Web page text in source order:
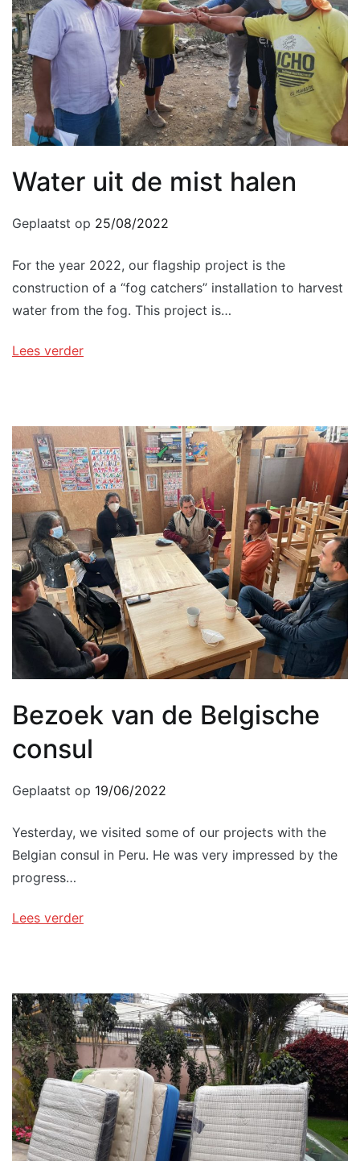
Water uit de mist halen
Geplaatst op 25/08/2022
For the year 2022, our flagship project is the
construction of a “fog catchers” installation to harvest
water from the fog. This project is…
Lees verder
Bezoek van de Belgische
consul
Geplaatst op 19/06/2022
Yesterday, we visited some of our projects with the
Belgian consul in Peru. He was very impressed by the
progress…
Lees verder